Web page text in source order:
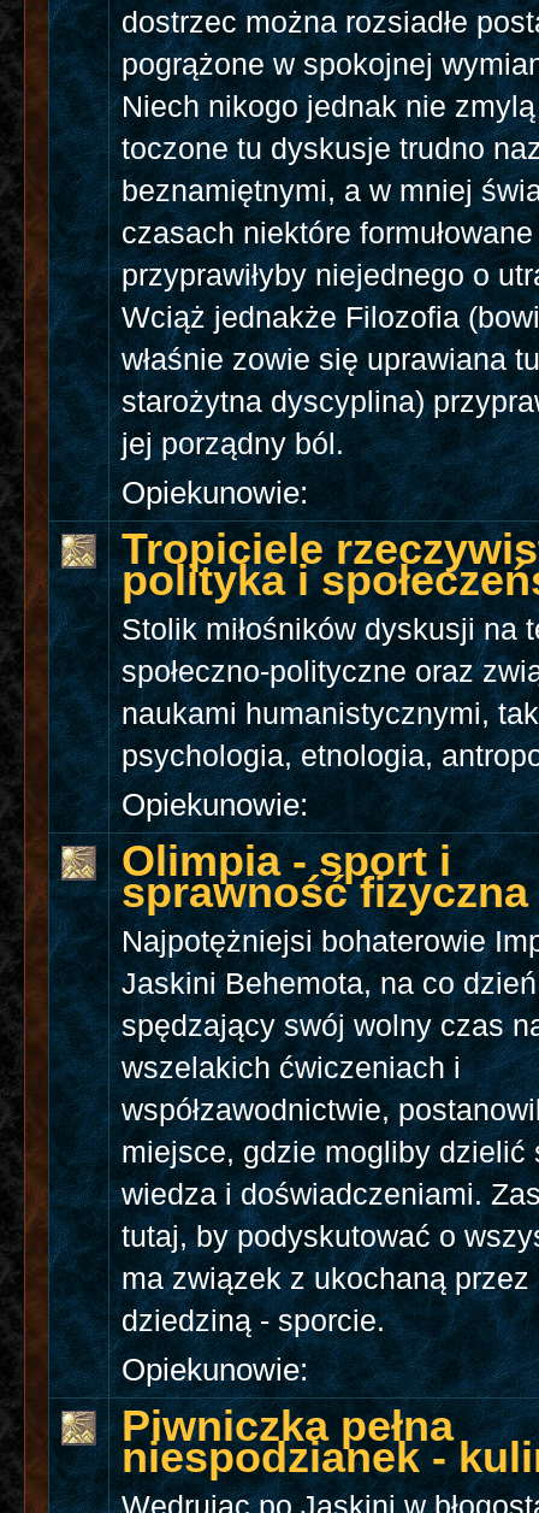
dostrzec można rozsiadłe
pogrążone w spokojnej
Niech nikogo jednak nie
toczone tu dyskusje trudno
beznamiętnymi, a w mniej
czasach niektóre
przyprawiłyby niejednego o
Wciąż jednakże Filozofia
właśnie zowie się uprawiana
starożytna dyscyplina)
jej porządny ból.
Opiekunowie:
Tropiciele
polityka i
Stolik miłośników dyskusji na
społeczno-polityczne oraz
naukami humanistycznymi,
psychologia, etnologia,
Opiekunowie:
Olimpia - sport i
sprawność fizyczna
Najpotężniejsi bohaterowie
Jaskini Behemota, na co dzień
spędzający swój wolny czas
wszelakich ćwiczeniach i
współzawodnictwie,
miejsce, gdzie mogliby dzielić
wiedza i doświadczeniami.
tutaj, by podyskutować o
ma związek z ukochaną przez
dziedziną - sporcie.
Opiekunowie:
Piwniczka pełna
niespodzianek -